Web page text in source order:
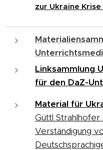
zur Ukraine Krise
Linksammlung
für den DaZ-
Material für
Güttl
Verständigung